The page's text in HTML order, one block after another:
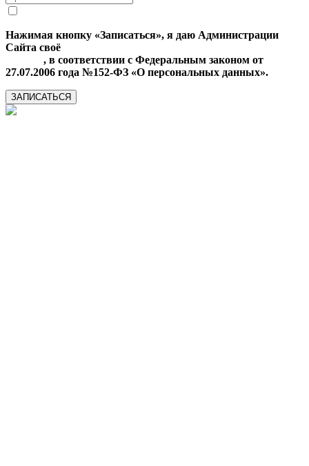
Нажимая кнопку «Записаться», я даю Администрации
Сайта своё
, в соответствии с Федеральным законом от
27.07.2006 года №152-ФЗ «О персональных данных».
ЗАПИСАТЬСЯ